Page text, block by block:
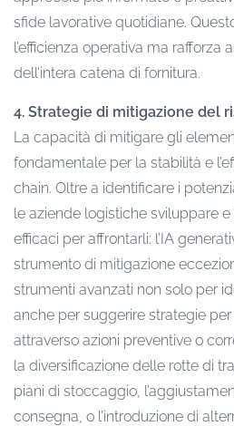
sfide lavorative quotidiane.
l’efficienza operativa ma rafforza
dell’intera catena di fornitura.
4. Strategie di mitigazione del
La capacità di mitigare gli
fondamentale per la stabilità e
chain. Oltre a identificare i
le aziende logistiche sviluppare
efficaci per affrontarli: l’IA
strumento di mitigazione
strumenti avanzati non solo per
anche per suggerire strategie
attraverso azioni preventive o
la diversificazione delle rotte di
piani di stoccaggio,
consegna, o l’introduzione di